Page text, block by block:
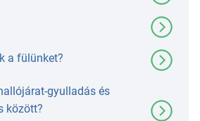
a fülünket?
gyulladás és
között?